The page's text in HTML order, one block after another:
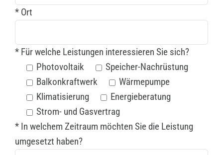
* Ort
* Für welche Leistungen interessieren Sie sich?
Photovoltaik
Speicher-Nachrüstung
Balkonkraftwerk
Wärmepumpe
Klimatisierung
Energieberatung
Strom- und Gasvertrag
* In welchem Zeitraum möchten Sie die Leistung
umgesetzt haben?